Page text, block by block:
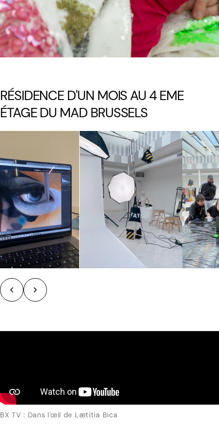
RÉSIDENCE D'UN MOIS AU 4 EME
ÉTAGE DU MAD BRUSSELS
BX TV : Dans l'œil de Lætitia Bica